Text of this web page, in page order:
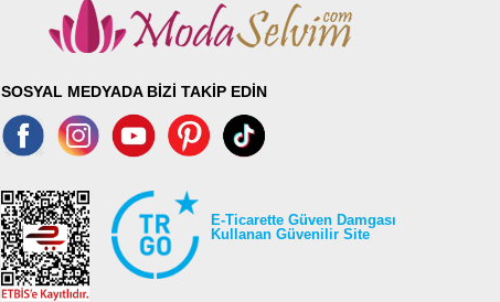
SOSYAL MEDYADA BİZİ TAKİP EDİN
E-Ticarette Güven Damgası
Kullanan Güvenilir Site